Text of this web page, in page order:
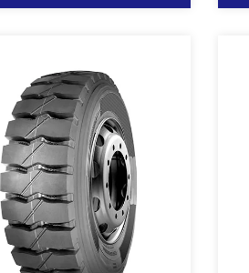
YT619
行驶面设计，行驶里程高。
状花纹设计，提供良好的耐
耐切割、耐掉块性能。 特殊
面配方设计，低生热、高耐
耐切割。 加强胎圈设计，载